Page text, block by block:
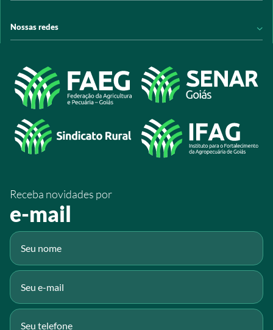
Arrecadação
Programas e Serviços
Acesso à Informação
Nossas redes
@sistemafaeg
/SistemaFaeg
/sistemafaeg
/SistemaFaeg
Receba novidades por
e-mail